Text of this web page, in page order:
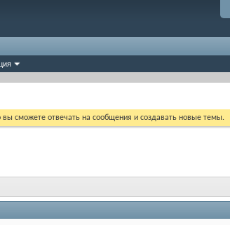
вы сможете отвечать на сообщения и создавать новые темы.